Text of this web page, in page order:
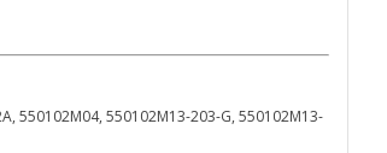
550102M04, 550102M13-203-G, 550102M13-